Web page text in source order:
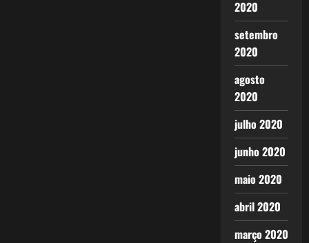
2020
setembro
2020
agosto
2020
julho 2020
junho 2020
maio 2020
abril 2020
março 2020